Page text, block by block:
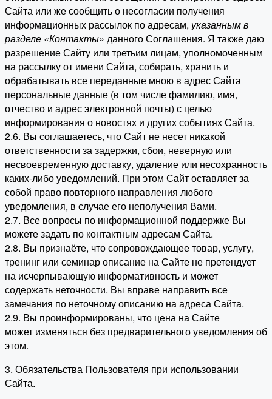
Сайта или же сообщить о несогласии получения
информационных рассылок по адресам, указанным в
разделе «Контакты» данного Соглашения. Я также даю
разрешение Сайту или третьим лицам, уполномоченным
на рассылку от имени Сайта, собирать, хранить и
обрабатывать все переданные мною в адрес Сайта
персональные данные (в том числе фамилию, имя,
отчество и адрес электронной почты) с целью
информирования о новостях и других событиях Сайта.
2.6. Вы соглашаетесь, что Сайт не несет никакой
ответственности за задержки, сбои, неверную или
несвоевременную доставку, удаление или несохранность
каких-либо уведомлений. При этом Сайт оставляет за
собой право повторного направления любого
уведомления, в случае его неполучения Вами.
2.7. Все вопросы по информационной поддержке Вы
можете задать по контактным адресам Сайта.
2.8. Вы признаёте, что сопровождающее товар, услугу,
тренинг или семинар описание на Сайте не претендует
на исчерпывающую информативность и может
содержать неточности. Вы вправе направить все
замечания по неточному описанию на адреса Сайта.
2.9. Вы проинформированы, что цена на Сайте
может изменяться без предварительного уведомления об
этом.
3. Обязательства Пользователя при использовании
Сайта.